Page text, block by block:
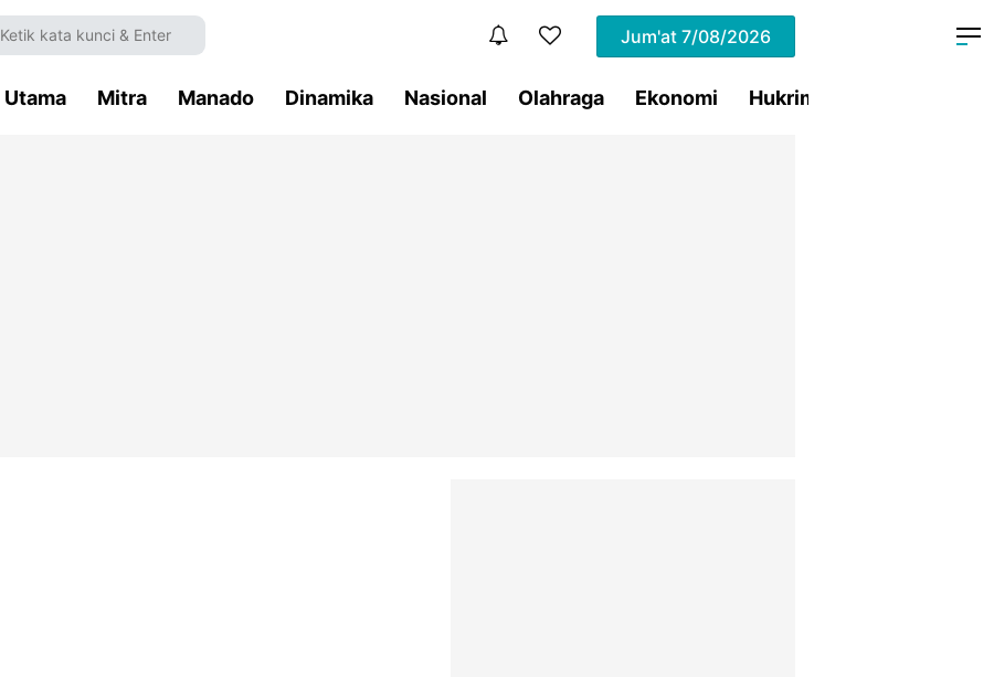
Jum'at 7/08/2026
Utama Mitra Manado Dinamika Nasional Olahraga Ekonomi Hukrim